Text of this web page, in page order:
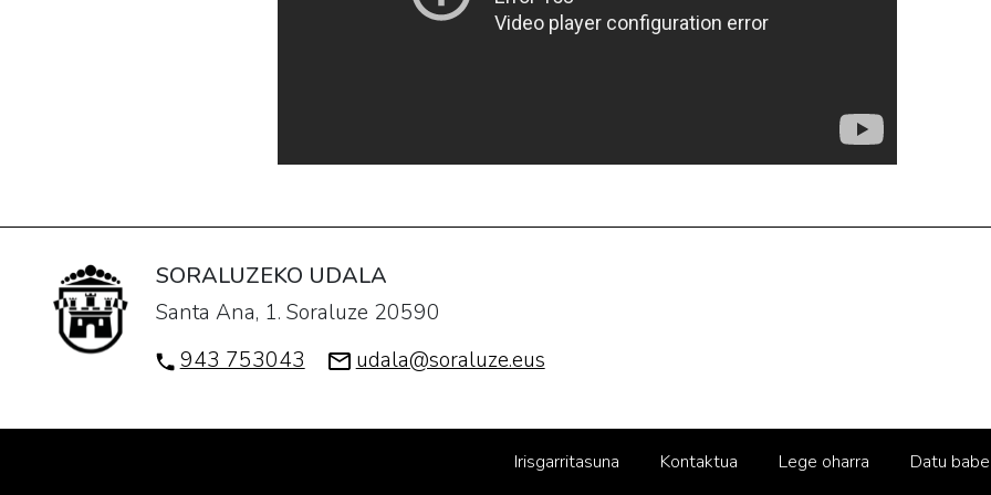
SORALUZEKO UDALA
Santa Ana, 1. Soraluze 20590
943 753043
udala@soraluze.eus
Irisgarritasuna Kontaktua Lege oharra Datu